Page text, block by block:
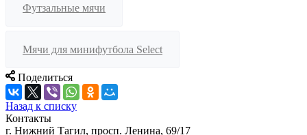
Футзальные мячи
Мячи для минифутбола Select
Поделиться
Назад к списку
Контакты
г. Нижний Тагил, просп. Ленина, 69/17